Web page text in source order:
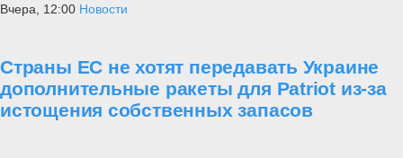
Вчера, 12:00 Новости
Страны ЕС не хотят передавать Украине
дополнительные ракеты для Patriot из-за
истощения собственных запасов